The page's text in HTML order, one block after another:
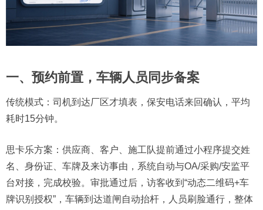
一、预约前置，车辆人员同步备案
传统模式：司机到达厂区才填表，保安电话来回确认，平均
耗时15分钟。
思卡乐方案：供应商、客户、施工队提前通过小程序提交姓
名、身份证、车牌及来访事由，系统自动与OA/采购/安监平
台对接，完成校验。审批通过后，访客收到“动态二维码+车
牌识别授权”，车辆到达道闸自动抬杆，人员刷脸通行，整体